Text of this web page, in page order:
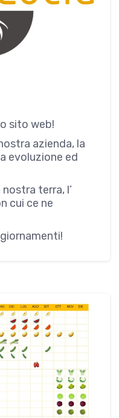
sito web!
azienda, la
evoluzione ed
terra, l’
cui ce ne